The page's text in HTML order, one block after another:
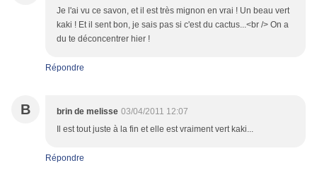
Je l'ai vu ce savon, et il est très mignon en vrai ! Un beau vert
kaki ! Et il sent bon, je sais pas si c'est du cactus...<br /> On a
du te déconcentrer hier !
Répondre
B brin de melisse 03/04/2011 12:07
Il est tout juste à la fin et elle est vraiment vert kaki...
Répondre